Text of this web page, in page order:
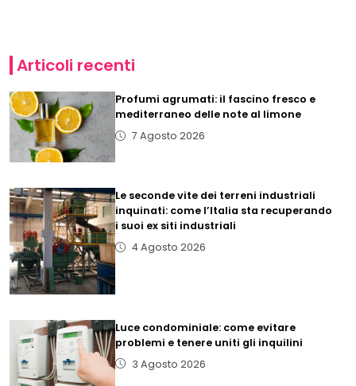
Articoli recenti
Profumi agrumati: il fascino fresco e
mediterraneo delle note al limone
7 Agosto 2026
Le seconde vite dei terreni industriali
inquinati: come l’Italia sta recuperando
i suoi ex siti industriali
4 Agosto 2026
Luce condominiale: come evitare
problemi e tenere uniti gli inquilini
3 Agosto 2026